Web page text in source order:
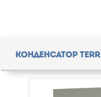
Конденсатор